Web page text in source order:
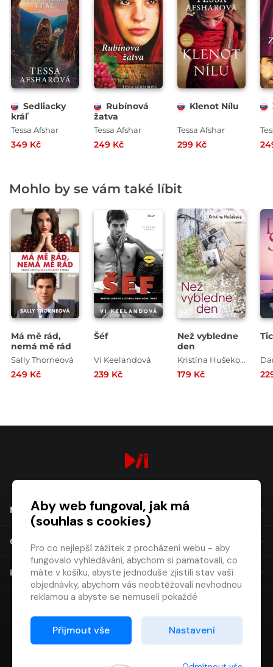
Sedliacky
kráľ
Tessa Afshar
349 Kč
Rubínová
žatva
Tessa Afshar
249 Kč
Klenot Nílu
Tessa Afshar
299 Kč
Mohlo by se vám také líbit
Má mě rád,
nemá mě rád
Sally Thorneová
249 Kč
Šéf
Vi Keelandová
239 Kč
Než vybledne
den
Kristína Hušeková
179 Kč
NÁKUP
O SPOLEČNOSTI
KONTAKT
Aby web fungoval, jak má
(souhlas s cookies)
Pro co nejlepší zážitek z procházení webu - aby
fungovalo vyhledávání, abychom si pamatovali, co
máte v košíku, abyste jednoduše zjistili stav vaší
objednávky, abychom vás neobtěžovali nevhodnou
reklamou a abyste se nemuseli pokaždé
Proto od vás potřebujeme souhlas se
zpracováním souborů cookies
Přijmout vše Nastavení